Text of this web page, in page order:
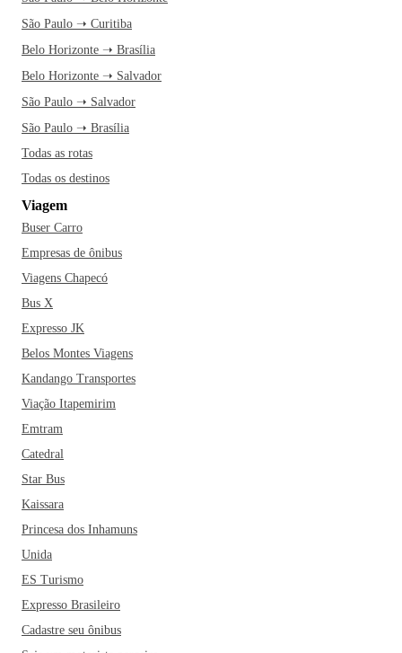
São Paulo ➝ Curitiba
Belo Horizonte ➝ Brasília
Belo Horizonte ➝ Salvador
São Paulo ➝ Salvador
São Paulo ➝ Brasília
Todas as rotas
Todas os destinos
Viagem
Buser Carro
Empresas de ônibus
Viagens Chapecó
Bus X
Expresso JK
Belos Montes Viagens
Kandango Transportes
Viação Itapemirim
Emtram
Catedral
Star Bus
Kaissara
Princesa dos Inhamuns
Unida
ES Turismo
Expresso Brasileiro
Cadastre seu ônibus